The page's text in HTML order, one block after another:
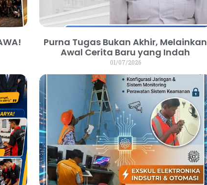
Purna Tugas Bukan Akhir, Melainkan
Awal Cerita Baru yang Indah
01/07/2026